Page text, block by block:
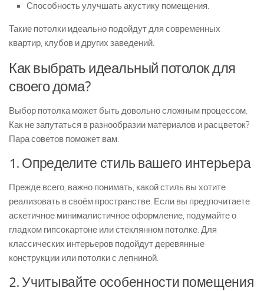
Способность улучшать акустику помещения.
Такие потолки идеально подойдут для современных
квартир, клубов и других заведений.
Как выбрать идеальный потолок для
своего дома?
Выбор потолка может быть довольно сложным процессом.
Как не запутаться в разнообразии материалов и расцветок?
Пара советов поможет вам.
1. Определите стиль вашего интерьера
Прежде всего, важно понимать, какой стиль вы хотите
реализовать в своём пространстве. Если вы предпочитаете
аскетичное минималистичное оформление, подумайте о
гладком гипсокартоне или стеклянном потолке. Для
классических интерьеров подойдут деревянные
конструкции или потолки с лепниной.
2. Учитывайте особенности помещения